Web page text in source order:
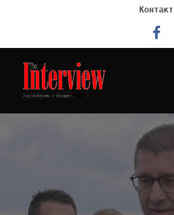
Контакт
Интервју